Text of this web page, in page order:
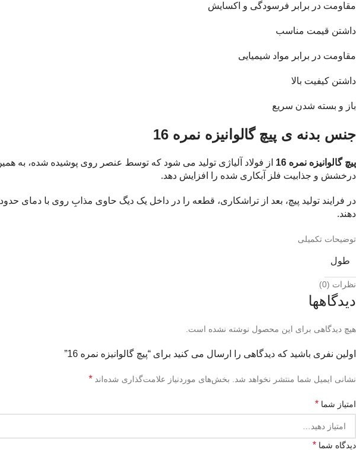
مقاومت در برابر فرسودگی و اکسایش
داشتن قیمت مناسب
مقاومت در برابر مواد شیمیایی
داشتن کیفیت بالا
باز و بسته شدن سریع
جنس بدنه ی پیچ گالوانیزه نمره 16
پیچ گالوانیزه نمره 16
از فولاد آلیاژی تولید می شود که توسط عنصر روی پوشیده شده، به
درخشش و جذابیت فلز آبکاری شده را افزایش دهد.
دهند.
توضیحات تکمیلی
طول
نظرات (0)
دیدگاهها
هیچ دیدگاهی برای این محصول نوشته نشده است.
اولین نفری باشید که دیدگاهی را ارسال می کنید برای “پیچ گالوانیزه نمره 16”
نشانی ایمیل شما منتشر نخواهد شد. بخش‌های موردنیاز علامت‌گذاری شده‌اند *
امتیاز شما *
دیدگاه شما *